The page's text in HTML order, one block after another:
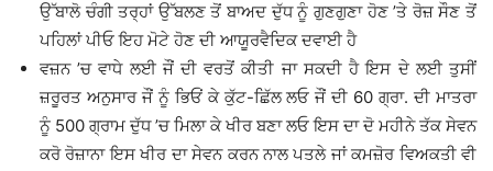
ਉੱਬਾਲੋ ਚੰਗੀ ਤਰ੍ਹਾਂ ਉੱਬਲਣ ਤੋਂ ਬਾਅਦ ਦੁੱਧ ਨੂੰ ਗੁਣਗੁਣਾ ਹੋਣ ’ਤੇ ਰੋਜ਼ ਸੌਣ ਤੋਂ
ਪਹਿਲਾਂ ਪੀਓ ਇਹ ਮੋਟੇ ਹੋਣ ਦੀ ਆਯੂਰਵੈਦਿਕ ਦਵਾਈ ਹੈ
ਵਜ਼ਨ ’ਚ ਵਾਧੇ ਲਈ ਜੌਂ ਦੀ ਵਰਤੋਂ ਕੀਤੀ ਜਾ ਸਕਦੀ ਹੈ ਇਸ ਦੇ ਲਈ ਤੁਸੀਂ
ਜ਼ਰੂਰਤ ਅਨੁਸਾਰ ਜੌਂ ਨੂੰ ਭਿਓਂ ਕੇ ਕੁੱਟ-ਛਿੱਲ ਲਓ ਜੌਂ ਦੀ 60 ਗ੍ਰਾ. ਦੀ ਮਾਤਰਾ
ਨੂੰ 500 ਗ੍ਰਾਮ ਦੁੱਧ ’ਚ ਮਿਲਾ ਕੇ ਖੀਰ ਬਣਾ ਲਓ ਇਸ ਦਾ ਦੋ ਮਹੀਨੇ ਤੱਕ ਸੇਵਨ
ਕਰੋ ਰੋਜ਼ਾਨਾ ਇਸ ਖੀਰ ਦਾ ਸੇਵਨ ਕਰਨ ਨਾਲ ਪਤਲੇ ਜਾਂ ਕਮਜ਼ੋਰ ਵਿਅਕਤੀ ਵੀ